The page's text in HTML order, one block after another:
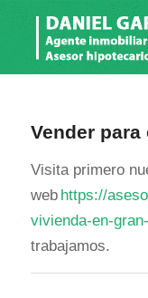
Vender para
Visita primero
web https://
vivienda-en-
trabajamos.